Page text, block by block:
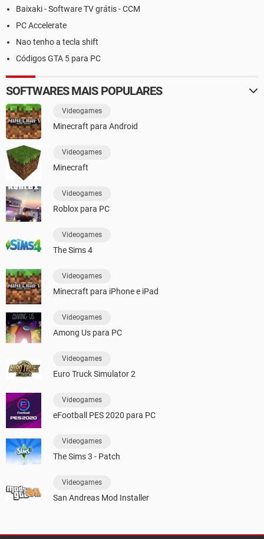
Baixaki - Software TV grátis - CCM
PC Accelerate
Nao tenho a tecla shift
Códigos GTA 5 para PC
SOFTWARES MAIS POPULARES
Videogames
Minecraft para Android
Videogames
Minecraft
Videogames
Roblox para PC
Videogames
The Sims 4
Videogames
Minecraft para iPhone e iPad
Videogames
Among Us para PC
Videogames
Euro Truck Simulator 2
Videogames
eFootball PES 2020 para PC
Videogames
The Sims 3 - Patch
Videogames
San Andreas Mod Installer